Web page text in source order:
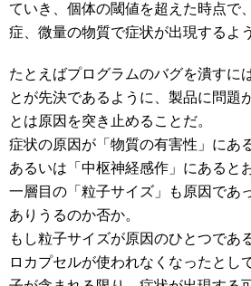
ていき、個体の閾値を超えた時点で
症、微量の物質で症状が出現するよ
たとえばプログラムのバグを潰すに
とが先決であるように、製品に問題
とは原因を突き止めることだ。
症状の原因が「物質の有害性」にあ
あるいは「中枢神経感作」にあると
一層目の「粒子サイズ」も原因であ
ありうるのか否か。
もし粒子サイズが原因のひとつであ
ロカプセルが使われなくなったとし